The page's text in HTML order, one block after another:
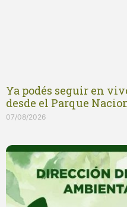
Ya podés seguir en
desde el Parque
07/08/2026